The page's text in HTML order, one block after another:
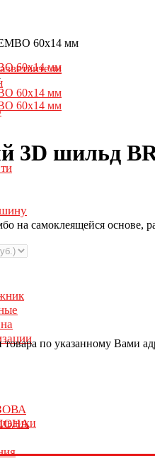
60х14 мм
3D шильд
на самоклеящейся основе,
по указанному Вами